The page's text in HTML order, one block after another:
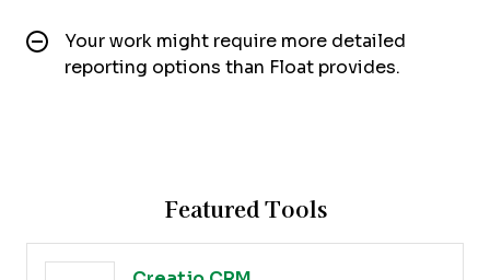
Your work might require more detailed
reporting options than Float provides.
Featured Tools